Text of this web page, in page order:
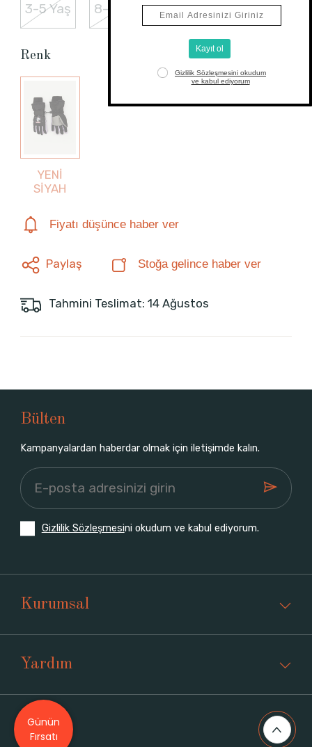
3-5 Yaş 8-10 Yaş 6-8 Yaş
Renk
YENİ
SİYAH
Fiyatı düşünce haber ver
Paylaş Stoğa gelince haber ver
Tahmini Teslimat: 14 Ağustos
Bülten
Kampanyalardan haberdar olmak için iletişimde kalın.
Gizlilik Sözleşmesini okudum ve kabul ediyorum.
Kurumsal
Yardım
Üyelik
Günün
Fırsatı